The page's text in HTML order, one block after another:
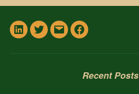
In TwitterEmailFacebook
Recent Posts